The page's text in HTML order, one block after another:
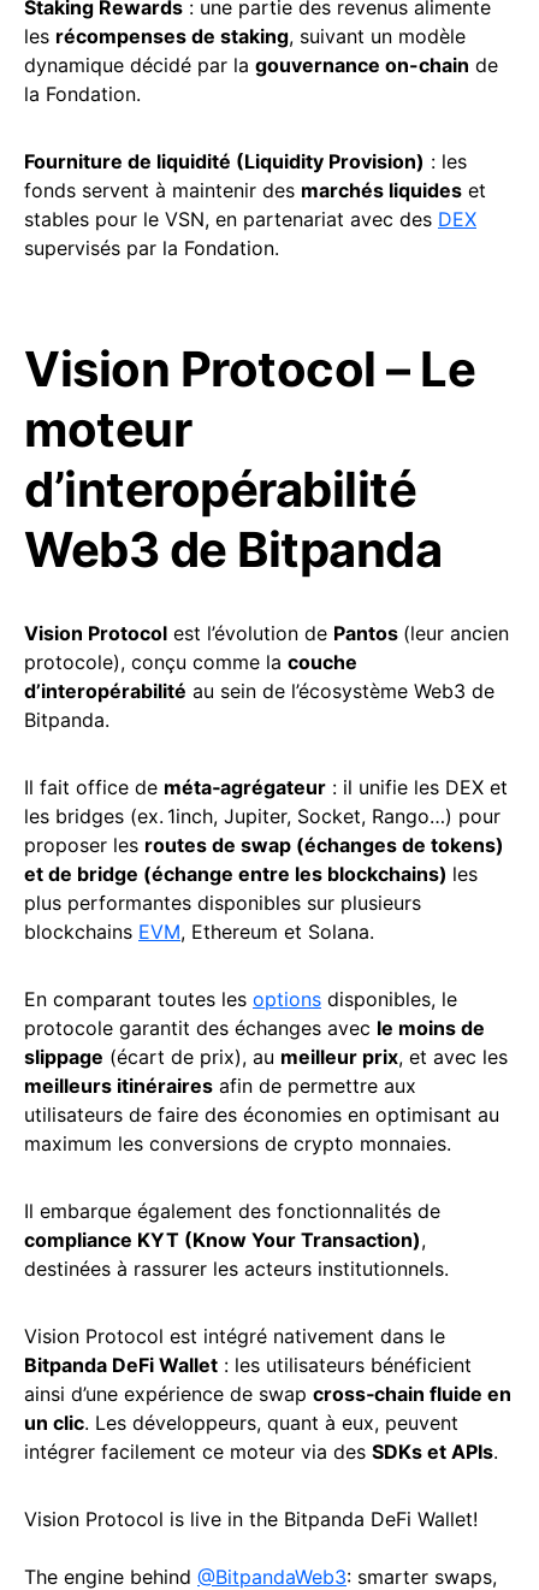
Staking Rewards : une partie des revenus alimente
les récompenses de staking, suivant un modèle
dynamique décidé par la gouvernance on-chain de
la Fondation.
Fourniture de liquidité (Liquidity Provision) : les
fonds servent à maintenir des marchés liquides et
stables pour le VSN, en partenariat avec des DEX
supervisés par la Fondation.
Vision Protocol – Le
moteur
d’interopérabilité
Web3 de Bitpanda
Vision Protocol est l’évolution de Pantos (leur ancien
protocole), conçu comme la couche
d’interopérabilité au sein de l’écosystème Web3 de
Bitpanda.
Il fait office de méta‑agrégateur : il unifie les DEX et
les bridges (ex. 1inch, Jupiter, Socket, Rango…) pour
proposer les routes de swap (échanges de tokens)
et de bridge (échange entre les blockchains) les
plus performantes disponibles sur plusieurs
blockchains EVM, Ethereum et Solana.
En comparant toutes les options disponibles, le
protocole garantit des échanges avec le moins de
slippage (écart de prix), au meilleur prix, et avec les
meilleurs itinéraires afin de permettre aux
utilisateurs de faire des économies en optimisant au
maximum les conversions de crypto monnaies.
Il embarque également des fonctionnalités de
compliance KYT (Know Your Transaction),
destinées à rassurer les acteurs institutionnels.
Vision Protocol est intégré nativement dans le
Bitpanda DeFi Wallet : les utilisateurs bénéficient
ainsi d’une expérience de swap cross‑chain fluide en
un clic. Les développeurs, quant à eux, peuvent
intégrer facilement ce moteur via des SDKs et APIs.
Vision Protocol is live in the Bitpanda DeFi Wallet!
The engine behind @BitpandaWeb3: smarter swaps,